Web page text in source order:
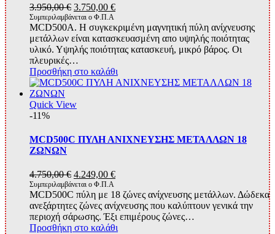
3.950,00€ Original
price
was:
3.950,00 €.
3.750,00 €Η
τιμή
είναι:
3.750,00 €.
Συμπεριλαμβάνεται ο Φ.Π.Α
MCD500A. Η συγκεκριμένη μαγνητική πύλη ανίχνευσης
μετάλλων είναι κατασκευασμένη απο υψηλής ποιότητας
υλικό. Υψηλής ποιότητας κατασκευή, μικρό βάρος. Οι
πλευρικές…
Προσθήκη στο καλάθι
Quick View
-11%
MCD500C ΠΥΛΗ ΑΝΙΧΝΕΥΣΗΣ ΜΕΤΑΛΛΩΝ 18
ΖΩΝΩΝ
4.750,00€ Original
price
was:
4.750,00 €.
4.249,00 €Η
τιμή
είναι:
4.249,00 €.
Συμπεριλαμβάνεται ο Φ.Π.Α
MCD500C πύλη με 18 ζώνες ανίχνευσης μετάλλων. Δώδεκα
ανεξάρτητες ζώνες ανίχνευσης που καλύπτουν γενικά την
περιοχή σάρωσης. Έξι επιμέρους ζώνες…
Προσθήκη στο καλάθι